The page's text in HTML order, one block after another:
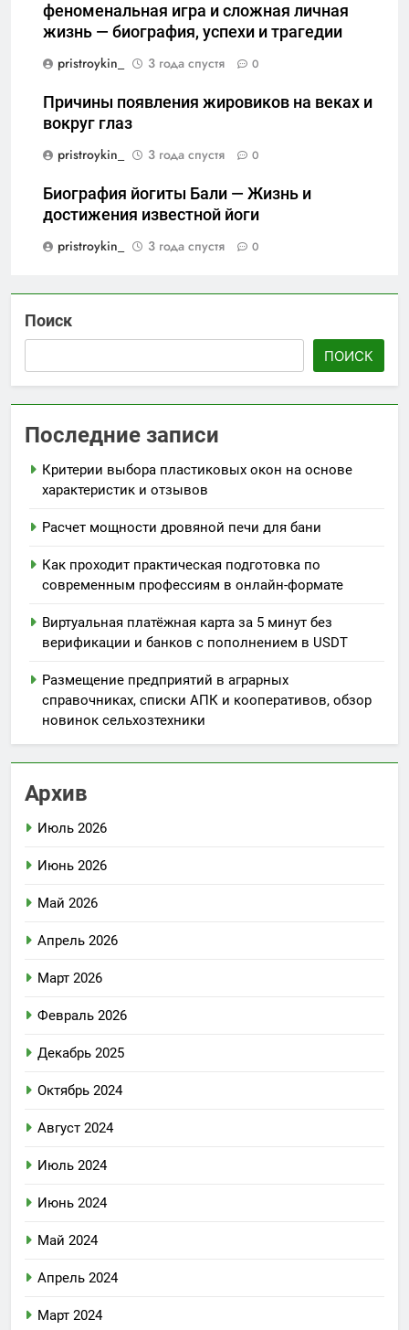
феноменальная игра и сложная личная
жизнь — биография, успехи и трагедии
pristroykin_
3 года спустя 0
Причины появления жировиков на веках и
вокруг глаз
pristroykin_
3 года спустя 0
Биография йогиты Бали — Жизнь и
достижения известной йоги
pristroykin_
3 года спустя 0
Поиск
ПОИСК
Последние записи
Критерии выбора пластиковых окон на основе
характеристик и отзывов
Расчет мощности дровяной печи для бани
Как проходит практическая подготовка по
современным профессиям в онлайн-формате
Виртуальная платёжная карта за 5 минут без
верификации и банков с пополнением в USDT
Размещение предприятий в аграрных
справочниках, списки АПК и кооперативов, обзор
новинок сельхозтехники
Архив
Июль 2026
Июнь 2026
Май 2026
Апрель 2026
Март 2026
Февраль 2026
Декабрь 2025
Октябрь 2024
Август 2024
Июль 2024
Июнь 2024
Май 2024
Апрель 2024
Март 2024